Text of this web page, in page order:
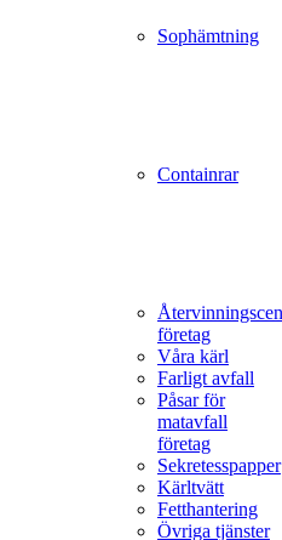
Sophämtning
Containrar
företag
Våra kärl
Farligt avfall
Påsar för
matavfall
företag
Sekretesspapper
Kärltvätt
Fetthantering
Övriga tjänster